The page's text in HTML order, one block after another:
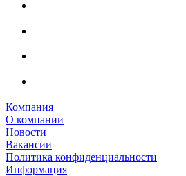
Компания
О компании
Новости
Вакансии
Политика конфиденциальности
Информация